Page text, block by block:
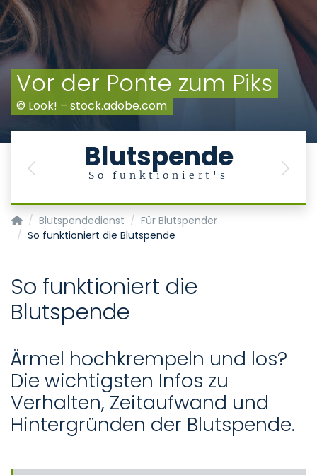
Vor der Ponte zum Piks
© Look! – stock.adobe.com
Blutspende
So funktioniert's
Previous Next
Transfusionsmedizin/Blutspendedienst
Blutspendedienst
Für Blutspender
So funktioniert die Blutspende
So funktioniert die
Blutspende
Ärmel hochkrempeln und los?
Die wichtigsten Infos zu
Verhalten, Zeitaufwand und
Hintergründen der Blutspende.